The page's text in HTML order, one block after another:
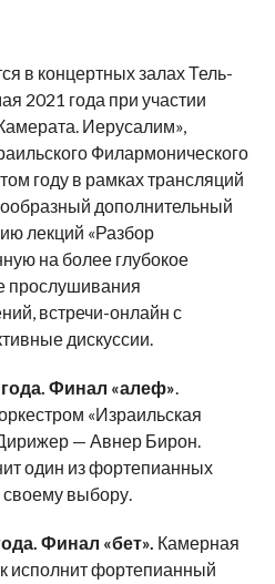
в концертных залах Тель-
2021 года при участии
Иерусалим»,
Филармонического
году в рамках трансляций
дополнительный
лекций «Разбор
на более глубокое
прослушивания
встречи-онлайн с
дискуссии.
Финал «алеф»
«Израильская
— Авнер Бирон.
один из фортепианных
выбору.
Финал «бет». Камерная
исполнит фортепианный